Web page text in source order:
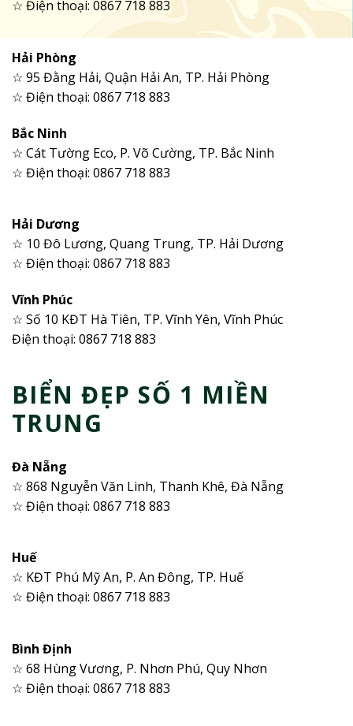
☆ Điện thoại: 0867 718 883
Hải Phòng
☆ 95 Đằng Hải, Quận Hải An, TP. Hải Phòng
☆ Điện thoại: 0867 718 883
Bắc Ninh
☆ Cát Tường Eco, P. Võ Cường, TP. Bắc Ninh
☆ Điện thoại: 0867 718 883
Hải Dương
☆ 10 Đô Lương, Quang Trung, TP. Hải Dương
☆ Điện thoại: 0867 718 883
Vĩnh Phúc
☆ Số 10 KĐT Hà Tiên, TP. Vĩnh Yên, Vĩnh Phúc
Điện thoại: 0867 718 883
BIỂN ĐẸP SỐ 1 MIỀN
TRUNG
Đà Nẵng
☆ 868 Nguyễn Văn Linh, Thanh Khê, Đà Nẵng
☆ Điện thoại: 0867 718 883
Huế
☆ KĐT Phú Mỹ An, P. An Đông, TP. Huế
☆ Điện thoại: 0867 718 883
Bình Định
☆ 68 Hùng Vương, P. Nhơn Phú, Quy Nhơn
☆ Điện thoại: 0867 718 883